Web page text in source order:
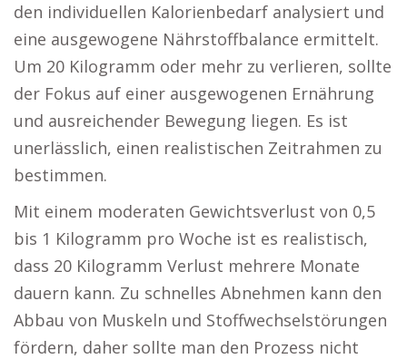
den individuellen Kalorienbedarf analysiert und
eine ausgewogene Nährstoffbalance ermittelt.
Um 20 Kilogramm oder mehr zu verlieren, sollte
der Fokus auf einer ausgewogenen Ernährung
und ausreichender Bewegung liegen. Es ist
unerlässlich, einen realistischen Zeitrahmen zu
bestimmen.
Mit einem moderaten Gewichtsverlust von 0,5
bis 1 Kilogramm pro Woche ist es realistisch,
dass 20 Kilogramm Verlust mehrere Monate
dauern kann. Zu schnelles Abnehmen kann den
Abbau von Muskeln und Stoffwechselstörungen
fördern, daher sollte man den Prozess nicht